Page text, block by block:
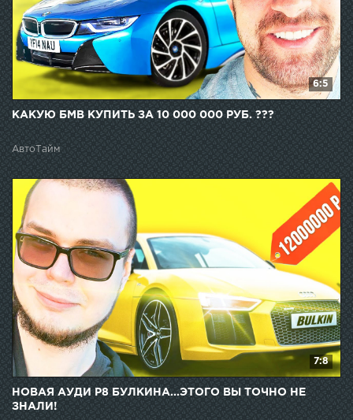
6:5
КАКУЮ БМВ КУПИТЬ ЗА 10 000 000 РУБ. ???
АвтоТайм
7:8
НОВАЯ АУДИ Р8 БУЛКИНА...ЭТОГО ВЫ ТОЧНО НЕ
ЗНАЛИ!